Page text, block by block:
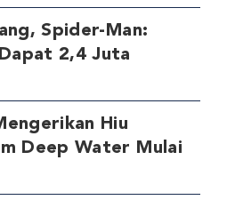
Spider-Man:
2,4 Juta
Hiu
Deep Water Mulai